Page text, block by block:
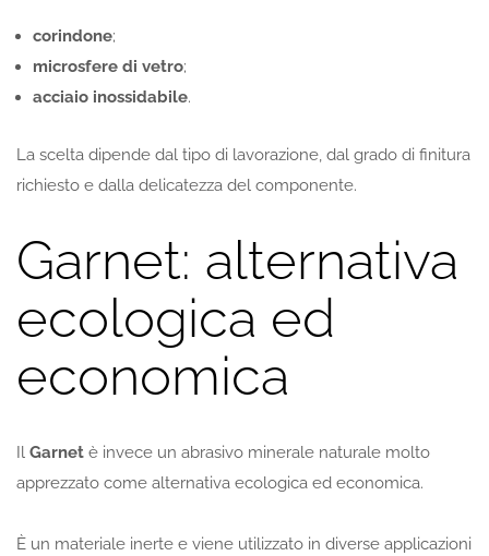
corindone;
microsfere di vetro;
acciaio inossidabile.
La scelta dipende dal tipo di lavorazione, dal grado di finitura
richiesto e dalla delicatezza del componente.
Garnet: alternativa
ecologica ed
economica
Il Garnet è invece un abrasivo minerale naturale molto
apprezzato come alternativa ecologica ed economica.
È un materiale inerte e viene utilizzato in diverse applicazioni